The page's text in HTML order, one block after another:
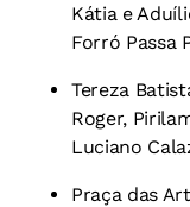
Kátia e
Forró Passa
Tereza
Roger,
Luciano
Praça das